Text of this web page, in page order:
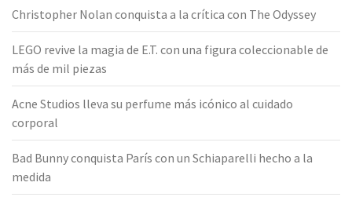
Christopher Nolan conquista a la crítica con The Odyssey
LEGO revive la magia de E.T. con una figura coleccionable de
más de mil piezas
Acne Studios lleva su perfume más icónico al cuidado
corporal
Bad Bunny conquista París con un Schiaparelli hecho a la
medida